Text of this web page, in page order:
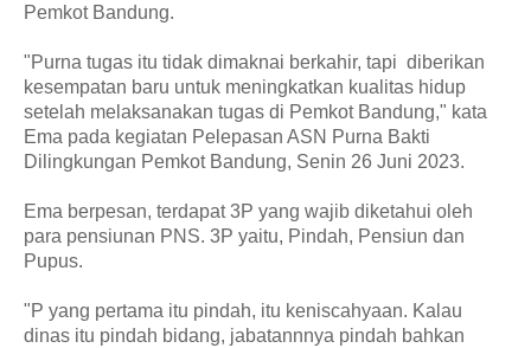
Pemkot Bandung.
"Purna tugas itu tidak dimaknai berkahir, tapi diberikan
kesempatan baru untuk meningkatkan kualitas hidup
setelah melaksanakan tugas di Pemkot Bandung," kata
Ema pada kegiatan Pelepasan ASN Purna Bakti
Dilingkungan Pemkot Bandung, Senin 26 Juni 2023.
Ema berpesan, terdapat 3P yang wajib diketahui oleh
para pensiunan PNS. 3P yaitu, Pindah, Pensiun dan
Pupus.
"P yang pertama itu pindah, itu keniscahyaan. Kalau
dinas itu pindah bidang, jabatannnya pindah bahkan